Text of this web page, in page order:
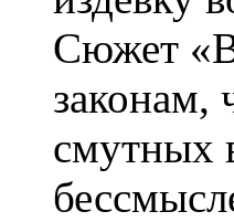
Сюжет
законам,
смутных